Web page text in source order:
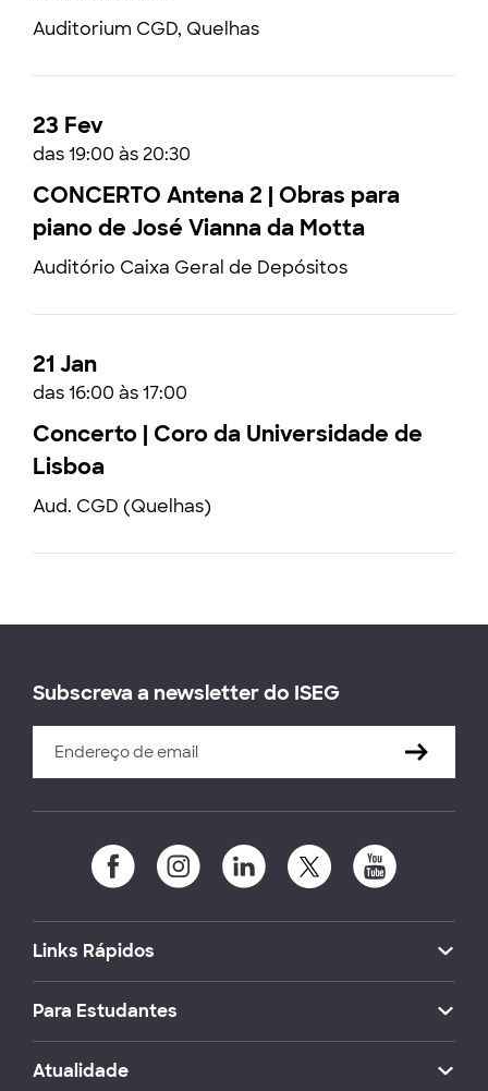
Auditorium CGD, Quelhas
23 Fev
das 19:00 às 20:30
CONCERTO Antena 2 | Obras para
piano de José Vianna da Motta
Auditório Caixa Geral de Depósitos
21 Jan
das 16:00 às 17:00
Concerto | Coro da Universidade de
Lisboa
Aud. CGD (Quelhas)
Subscreva a newsletter do ISEG
Links Rápidos
Para Estudantes
Atualidade